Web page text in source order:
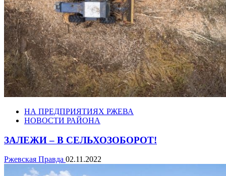
НА ПРЕДПРИЯТИЯХ РЖЕВА
НОВОСТИ РАЙОНА
ЗАЛЕЖИ – В СЕЛЬХОЗОБОРОТ!
Ржевская Правда 02.11.2022